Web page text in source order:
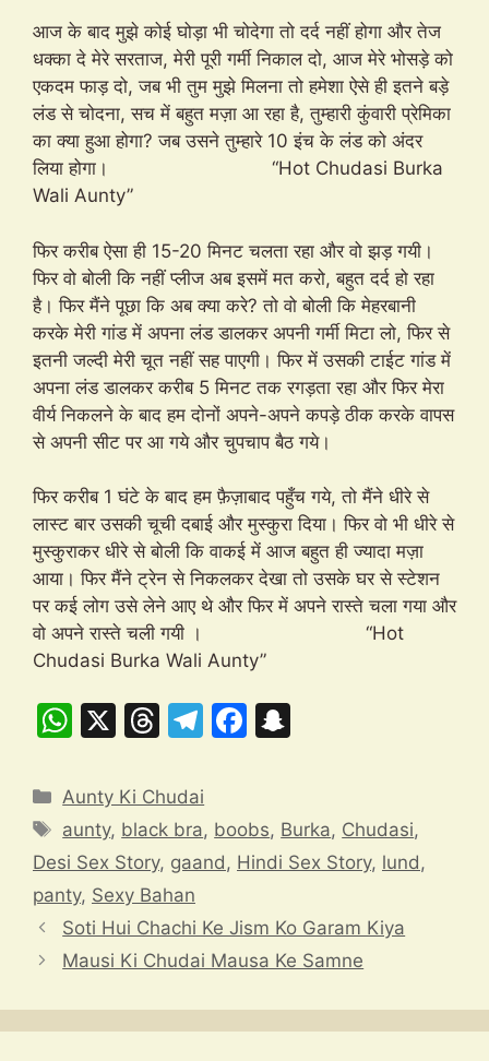
आज के बाद मुझे कोई घोड़ा भी चोदेगा तो दर्द नहीं होगा और तेज
धक्का दे मेरे सरताज, मेरी पूरी गर्मी निकाल दो, आज मेरे भोसड़े को
एकदम फाड़ दो, जब भी तुम मुझे मिलना तो हमेशा ऐसे ही इतने बड़े
लंड से चोदना, सच में बहुत मज़ा आ रहा है, तुम्हारी कुंवारी प्रेमिका
का क्या हुआ होगा? जब उसने तुम्हारे 10 इंच के लंड को अंदर
लिया होगा। “Hot Chudasi Burka
Wali Aunty”
फिर करीब ऐसा ही 15-20 मिनट चलता रहा और वो झड़ गयी।
फिर वो बोली कि नहीं प्लीज अब इसमें मत करो, बहुत दर्द हो रहा
है। फिर मैंने पूछा कि अब क्या करे? तो वो बोली कि मेहरबानी
करके मेरी गांड में अपना लंड डालकर अपनी गर्मी मिटा लो, फिर से
इतनी जल्दी मेरी चूत नहीं सह पाएगी। फिर में उसकी टाईट गांड में
अपना लंड डालकर करीब 5 मिनट तक रगड़ता रहा और फिर मेरा
वीर्य निकलने के बाद हम दोनों अपने-अपने कपड़े ठीक करके वापस
से अपनी सीट पर आ गये और चुपचाप बैठ गये।
फिर करीब 1 घंटे के बाद हम फ़ैज़ाबाद पहुँच गये, तो मैंने धीरे से
लास्ट बार उसकी चूची दबाई और मुस्कुरा दिया। फिर वो भी धीरे से
मुस्कुराकर धीरे से बोली कि वाकई में आज बहुत ही ज्यादा मज़ा
आया। फिर मैंने ट्रेन से निकलकर देखा तो उसके घर से स्टेशन
पर कई लोग उसे लेने आए थे और फिर में अपने रास्ते चला गया और
वो अपने रास्ते चली गयी । “Hot
Chudasi Burka Wali Aunty”
W
at
s
A
p
p
X
T
e
a
d
s
T
gr
a
F
e
b
o
k
p
c
at
Categories
Aunty Ki Chudai
Tags
aunty, black bra, boobs, Burka, Chudasi,
Desi Sex Story, gaand , Hindi Sex Story, lund ,
panty, Sexy Bahan
Soti Hui Chachi Ke Jism Ko Garam Kiya
Mausi Ki Chudai Mausa Ke Samne